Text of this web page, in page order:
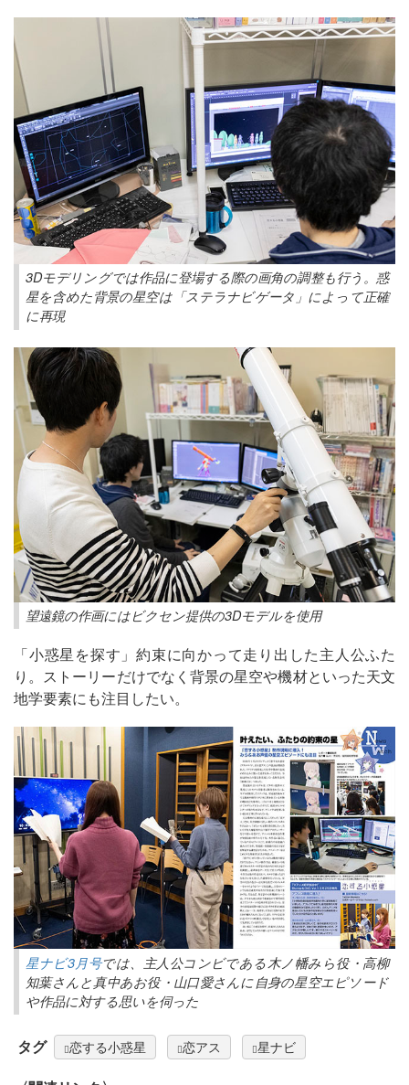
3Dモデリングでは作品に登場する際の画角の調整も行う。惑
星を含めた背景の星空は「ステラナビゲータ」によって正確
に再現
望遠鏡の作画にはビクセン提供の3Dモデルを使用
「小惑星を探す」約束に向かって走り出した主人公ふた
り。ストーリーだけでなく背景の星空や機材といった天文
地学要素にも注目したい。
星ナビ3月号では、主人公コンビである木ノ幡みら役・高柳
知葉さんと真中あお役・山口愛さんに自身の星空エピソード
や作品に対する思いを伺った
タグ 恋する小惑星 恋アス 星ナビ